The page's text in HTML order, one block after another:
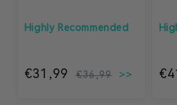
Highly Recommended
€36,99
€31,99